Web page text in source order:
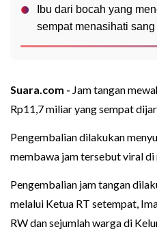
Ibu dari bocah yang
sempat menasihati
Suara.com - Jam tangan
Rp11,7 miliar yang sempat
Pengembalian dilakukan
membawa jam tersebut viral di
Pengembalian jam tangan
melalui Ketua RT setempat,
RW dan sejumlah warga di